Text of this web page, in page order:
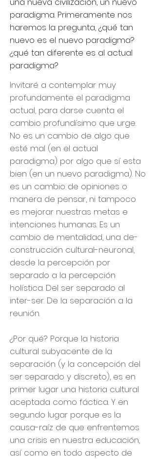
paradigma. Primeramente nos
haremos la pregunta, ¿qué tan
nuevo es el nuevo paradigma?
¿qué tan diferente es al actual
paradigma?
Invitaré a contemplar muy
profundamente el paradigma
actual, para darse cuenta el
cambio profundísimo que urge.
No es un cambio de algo que
esté mal (en el actual
paradigma) por algo que sí esta
bien (en un nuevo paradigma). No
es un cambio de opiniones o
manera de pensar, ni tampoco
es mejorar nuestras metas e
intenciones humanas. Es un
cambio de mentalidad, una de-
construcción cultural-neuronal,
desde la percepción por
separado a la percepción
holística. Del ser separado al
inter-ser. De la separación a la
reunión.
¿Por qué? Porque la historia
cultural subyacente de la
separación (y la concepción del
ser separado y discreto), es en
primer lugar una historia cultural
aceptada como fáctica. Y en
segundo lugar porque es la
causa-raíz de que enfrentemos
una crisis en nuestra educación,
así como en todo aspecto de